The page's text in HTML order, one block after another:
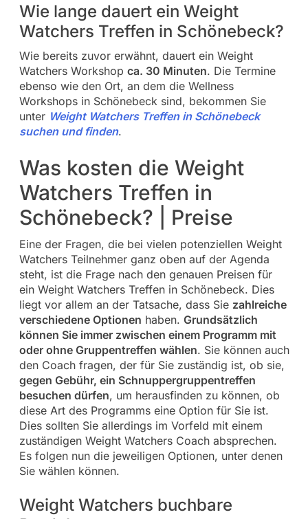
Wie lange dauert ein Weight
Watchers Treffen in Schönebeck?
Wie bereits zuvor erwähnt, dauert ein Weight
Watchers Workshop ca. 30 Minuten. Die Termine
ebenso wie den Ort, an dem die Wellness
Workshops in Schönebeck sind, bekommen Sie
unter Weight Watchers Treffen in Schönebeck
suchen und finden.
Was kosten die Weight
Watchers Treffen in
Schönebeck? | Preise
Eine der Fragen, die bei vielen potenziellen Weight
Watchers Teilnehmer ganz oben auf der Agenda
steht, ist die Frage nach den genauen Preisen für
ein Weight Watchers Treffen in Schönebeck. Dies
liegt vor allem an der Tatsache, dass Sie zahlreiche
verschiedene Optionen haben. Grundsätzlich
können Sie immer zwischen einem Programm mit
oder ohne Gruppentreffen wählen. Sie können auch
den Coach fragen, der für Sie zuständig ist, ob sie,
gegen Gebühr, ein Schnuppergruppentreffen
besuchen dürfen, um herausfinden zu können, ob
diese Art des Programms eine Option für Sie ist.
Dies sollten Sie allerdings im Vorfeld mit einem
zuständigen Weight Watchers Coach absprechen.
Es folgen nun die jeweiligen Optionen, unter denen
Sie wählen können.
Weight Watchers buchbare